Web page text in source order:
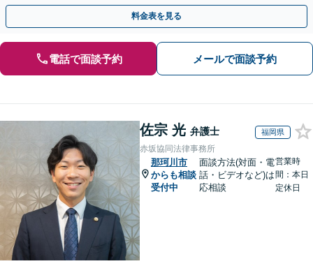
不動産会社と連携し無料査定&財産調査も◎
料金表を見る
電話で面談予約 メールで面談予約
佐宗 光 弁護士 福岡県
赤坂協同法律事務所
那珂川市
からも相談
受付中
面談方法(対面・電
話・ビデオなど)は
応相談
営業時
間：本日
定休日